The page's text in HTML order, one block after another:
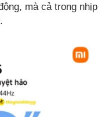
mà cả trong nhịp